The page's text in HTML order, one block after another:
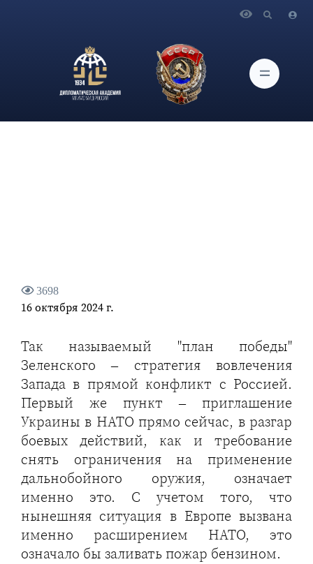
Дипломатической академии МИД России К.И.Косачев о
"плане победы" Зеленского
3698
16 октября 2024 г.
Так называемый "план победы"
Зеленского – стратегия вовлечения
Запада в прямой конфликт с Россией.
Первый же пункт – приглашение
Украины в НАТО прямо сейчас, в разгар
боевых действий, как и требование
снять ограничения на применение
дальнобойного оружия, означает
именно это. С учетом того, что
нынешняя ситуация в Европе вызвана
именно расширением НАТО, это
означало бы заливать пожар бензином.